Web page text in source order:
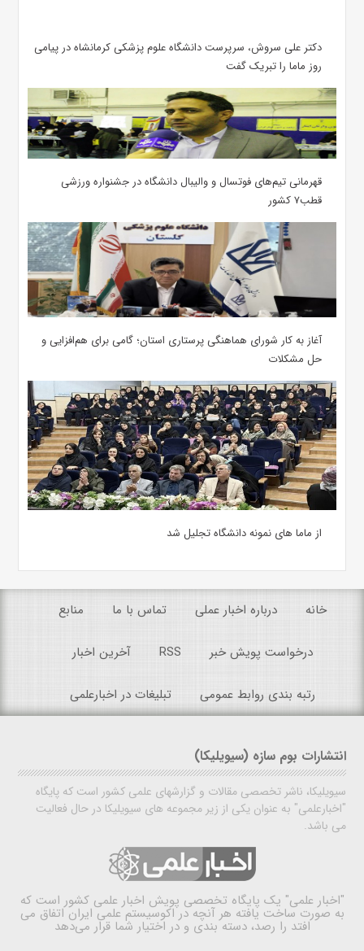
دکتر علی سروش، سرپرست دانشگاه علوم پزشکی کرمانشاه در پیامی
روز ماما را تبریک گفت
قهرمانی تیم‌های فوتسال و والیبال دانشگاه در جشنواره ورزشی
قطب۷ کشور
آغاز به کار شورای هماهنگی پرستاری استان؛ گامی برای هم‌افزایی و
حل مشکلات
از ماما های نمونه دانشگاه تجلیل شد
خانه درباره اخبار عملی تماس با ما منابع
درخواست پویش خبر RSS آخرین اخبار
رتبه بندی روابط عمومی تبلیغات در اخبارعلمی
انتشارات بوم سازه (سیویلیکا)
سیویلیکا، ناشر تخصصی مقالات و گزارشهای علمی کشور است که پایگاه
"اخبارعلمی" به عنوان یکی از زیر مجموعه های سیویلیکا در حال فعالیت
می باشد.
"اخبار علمی" یک پایگاه تخصصی پویش اخبار علمی کشور است که
به صورت ساخت یافته هر آنچه در اکوسیستم علمی ایران اتفاق می
افتد را رصد، دسته بندی و در اختیار شما قرار می‌دهد